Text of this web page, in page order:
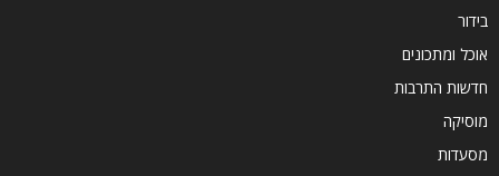
בידור
אוכל ומתכונים
חדשות התרבות
מוסיקה
מסעדות